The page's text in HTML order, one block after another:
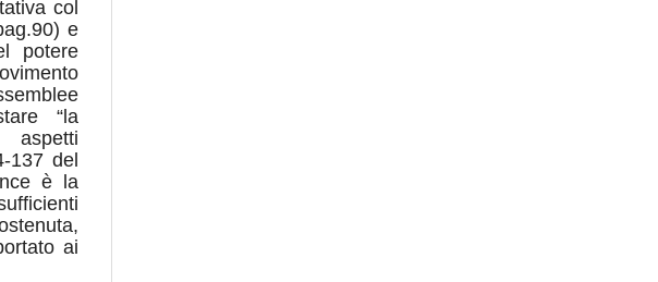
col
e
potere
“la
aspetti
137 del
è la
ai